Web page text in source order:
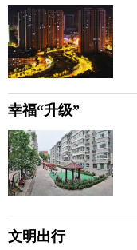
幸福“升级”
文明出行